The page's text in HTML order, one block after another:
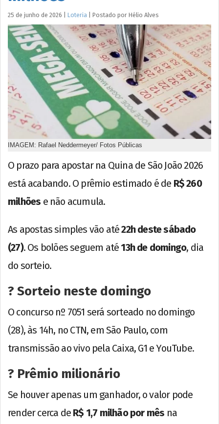
25 de junho de 2026 Loteria Postado por Hélio Alves
IMAGEM: Rafael Neddermeyer/ Fotos Públicas
O prazo para apostar na Quina de São João 2026
está acabando. O prêmio estimado é de R$ 260
milhões e não acumula.
As apostas simples vão até22h deste sábado
(27). Os bolões seguem até 13h de domingo, dia
do sorteio.
? Sorteio neste domingo
O concurso nº 7051 será sorteado no domingo
(28), às 14h, no CTN, em São Paulo, com
transmissão ao vivo pela Caixa, G1 e YouTube.
? Prêmio milionário
Se houver apenas um ganhador, o valor pode
render cerca de R$ 1,7 milhão por mês na